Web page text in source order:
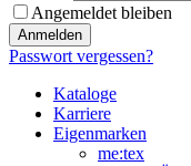
Angemeldet bleiben
Anmelden
Passwort vergessen?
Kataloge
Karriere
Eigenmarken
me:tex